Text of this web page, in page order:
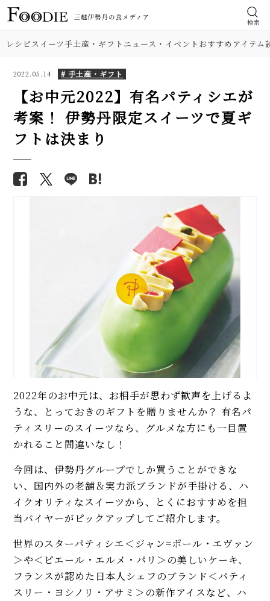
検索
レシピスイーツ手土産・ギフト ニュース・イベントおすすめアイテム
2022.05.14 # 手土産・ギフト
【お中元2022】有名パティシエが
考案！ 伊勢丹限定スイーツで夏ギ
フトは決まり
2022年のお中元は、お相手が思わず歓声を上げるよ
うな、とっておきのギフトを贈りませんか？ 有名パ
ティスリーのスイーツなら、グルメな方にも一目置
かれること間違いなし！
今回は、伊勢丹グループでしか買うことができな
い、国内外の老舗＆実力派ブランドが手掛ける、ハ
イクオリティなスイーツから、とくにおすすめを担
当バイヤーがピックアップしてご紹介します。
世界のスターパティシエ＜ジャン=ポール・エヴァン
＞や＜ピエール・エルメ・パリ＞の美しいケーキ、
フランスが認めた日本人シェフのブランド＜パティ
スリー・ヨシノリ・アサミ＞の新作アイスなど、ハ